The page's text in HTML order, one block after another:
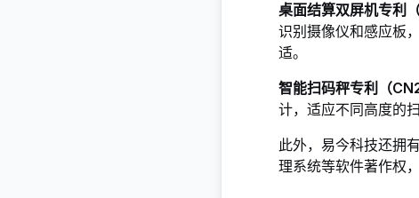
桌面结算双屏机专利
识别摄像仪和感应板
适。
智能扫码秤专利（
计，适应不同高度的
此外，易今科技还拥
理系统等软件著作权